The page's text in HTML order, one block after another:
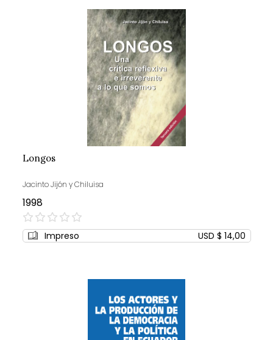
Longos
Jacinto Jijón y Chiluisa
1998
0%
Impreso USD $ 14,00